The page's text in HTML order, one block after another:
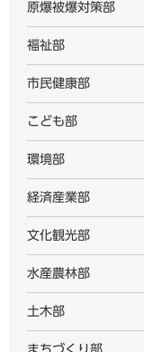
原爆被爆対策部
福祉部
市民健康部
こども部
環境部
経済産業部
文化観光部
水産農林部
土木部
まちづくり部